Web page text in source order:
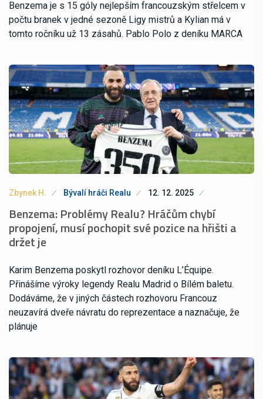
Benzema je s 15 góly nejlepším francouzským střelcem v
počtu branek v jedné sezoně Ligy mistrů a Kylian má v
tomto ročníku už 13 zásahů. Pablo Polo z deníku MARCA
Zbynek H. Bývalí hráči Realu 12. 12. 2025
Benzema: Problémy Realu? Hráčům chybí
propojení, musí pochopit své pozice na hřišti a
držet je
Karim Benzema poskytl rozhovor deníku L’Équipe.
Přinášíme výroky legendy Realu Madrid o Bílém baletu.
Dodáváme, že v jiných částech rozhovoru Francouz
neuzavírá dveře návratu do reprezentace a naznačuje, že
plánuje